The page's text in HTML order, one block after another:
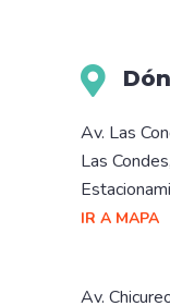
Av. Las
Las
IR A MAPA
Av.